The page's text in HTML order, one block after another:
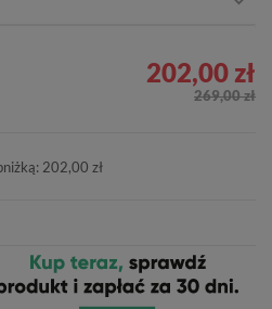
202,00 zł
269,00 zł
202,00 zł